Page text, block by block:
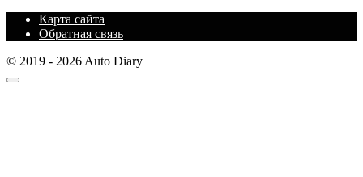
Карта сайта
Обратная связь
© 2019 - 2026 Auto Diary